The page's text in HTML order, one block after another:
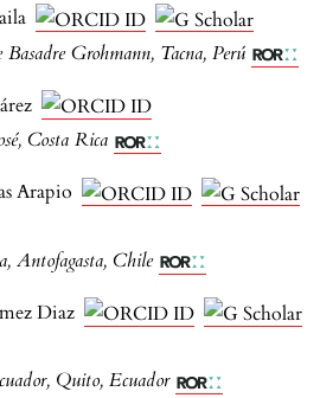
Grohmann, Tacna, Perú
Costa Rica
Arapio
Antofagasta, Chile
Diaz
Quito, Ecuador